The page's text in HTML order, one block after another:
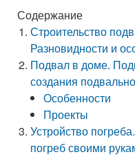
Содержание
Строительство
Разновидности и
Подвал в доме.
создания
Особенности
Проекты
Устройство
погреб своими